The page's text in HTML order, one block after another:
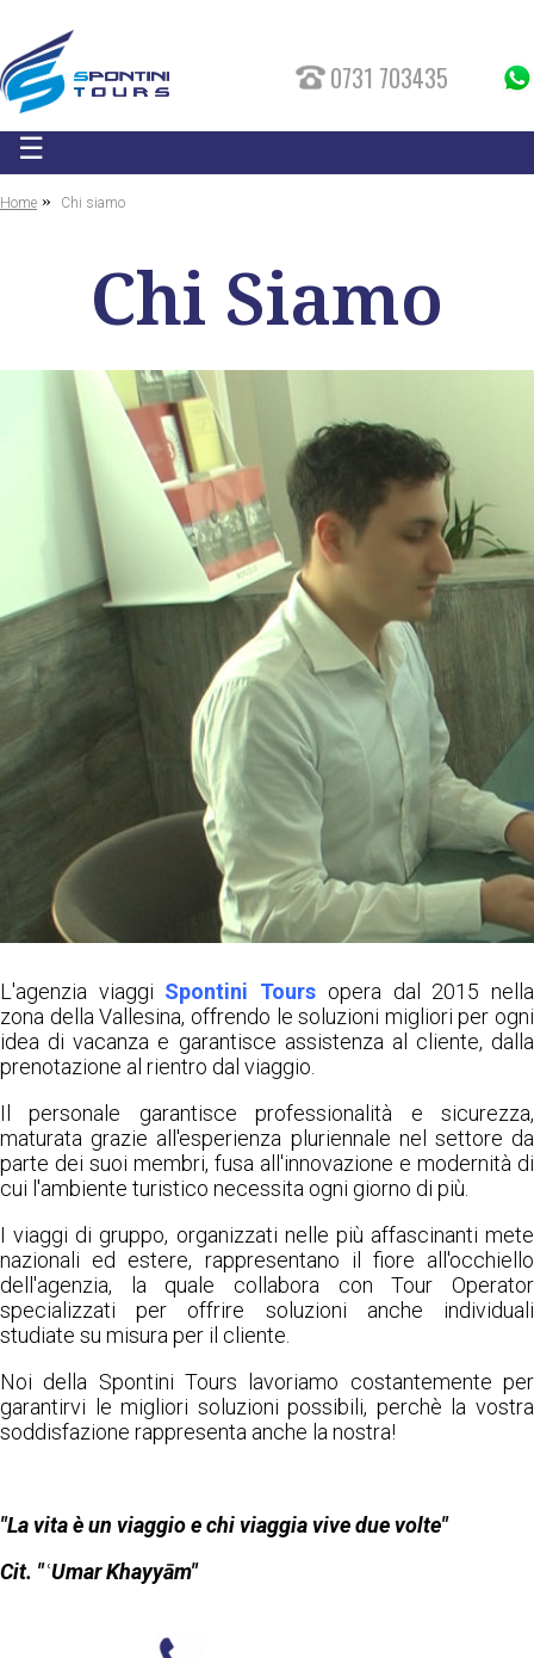
0731 703435
☰
Home » Chi siamo
Chi Siamo
L'agenzia viaggi Spontini Tours opera dal 2015 nella
zona della Vallesina, offrendo le soluzioni migliori per ogni
idea di vacanza e garantisce assistenza al cliente, dalla
prenotazione al rientro dal viaggio.
Il personale garantisce professionalità e sicurezza,
maturata grazie all'esperienza pluriennale nel settore da
parte dei suoi membri, fusa all'innovazione e modernità di
cui l'ambiente turistico necessita ogni giorno di più.
I viaggi di gruppo, organizzati nelle più affascinanti mete
nazionali ed estere, rappresentano il fiore all'occhiello
dell'agenzia, la quale collabora con Tour Operator
specializzati per offrire soluzioni anche individuali
studiate su misura per il cliente.
Noi della Spontini Tours lavoriamo costantemente per
garantirvi le migliori soluzioni possibili, perchè la vostra
soddisfazione rappresenta anche la nostra!
"La vita è un viaggio e chi viaggia vive due volte"
Cit. "ʿUmar Khayyām"